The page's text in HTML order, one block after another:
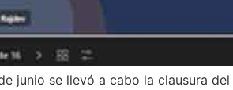
junio se llevó a cabo la clausura